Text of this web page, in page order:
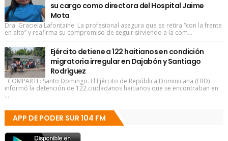
su cargo como directora del Hospital Jaime
Mota
Dra. Graciela Lafontaine La profesional asegura que se retira “con la frente
en alto” y reafirma su compromiso de seguir sirviendo a la com...
Ejército detiene a 122 haitianos en condición
migratoria irregular en Dajabón y Santiago
Rodríguez
COMPARTE: Santo Domingo. El Ejército de República Dominicana (ERD)
informó la detención de 122 ciudadanos haitianos que se encontraban en
...
APP DE PODER SUR 104 FM